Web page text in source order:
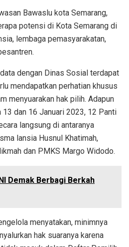
Bawaslu kota Semarang,
potensi di Kota Semarang di
lembaga pemasyarakatan,
dengan Dinas Sosial terdapat
mendapatkan perhatian khusus
menyuarakan hak pilih. Adapun
dan 16 Januari 2023, 12 Panti
langsung di antaranya
lansia Husnul Khatimah,
dan PMKS Margo Widodo.
Demak Berbagi Berkah
menyatakan, minimnya
hak suaranya karena